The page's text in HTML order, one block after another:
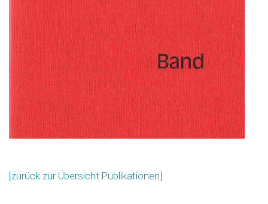
[zurück zur Übersicht Publikationen]